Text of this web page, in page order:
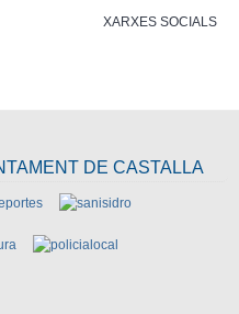
XARXES SOCIALS
DE CASTALLA